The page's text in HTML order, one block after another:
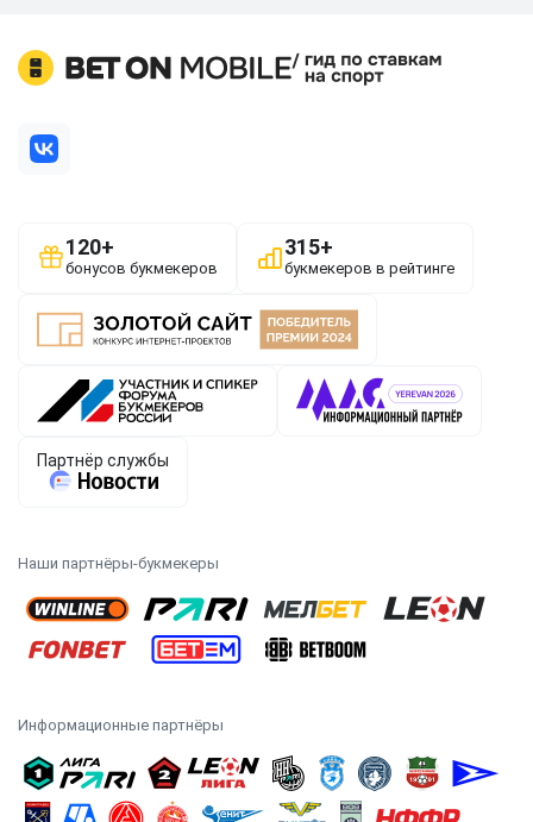
Наши партнёры-букмекеры
Информационные партнёры